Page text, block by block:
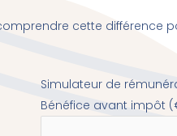
cette différence
Simulateur de
Bénéfice avant impôt